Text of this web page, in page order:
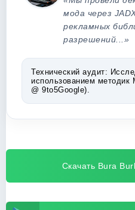
мода через
рекламных
разрешений...»
Технический аудит:
использованием методик
@ 9to5Google).
Скачать Bura